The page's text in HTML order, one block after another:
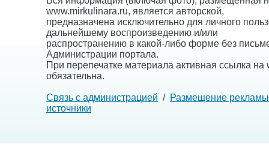
www.mirkulinara.ru, является авторской,
предназначена исключительно для личного
дальнейшему воспроизведению и/или
распространению в какой-либо форме без
Администрации портала.
При перепечатке материала активная ссылка на
обязательна.
Связь с администрацией / Размещение рекламы
источники